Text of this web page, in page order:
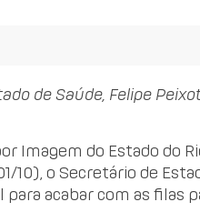
de Saúde, Felipe
Imagem do Estado do
o Secretário de
acabar com as filas